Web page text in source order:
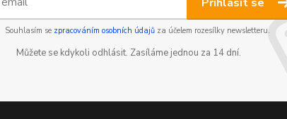
Souhlasím se zpracováním osobních údajůza účelem rozesílky newsletteru.
Můžete se kdykoli odhlásit. Zasíláme jednou za 14 dní.